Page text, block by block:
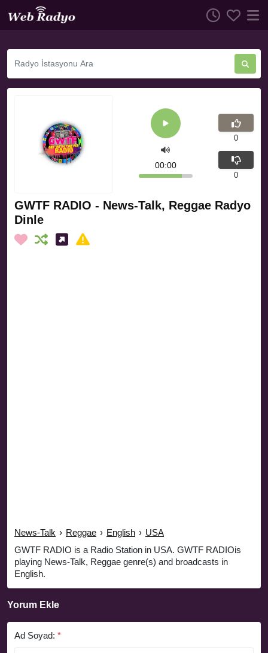
GWTF RADIO - News-Talk, Reggae Radyo
Dinle
News-Talk › Reggae › English › USA
GWTF RADIO is a Radio Station in USA. GWTF RADIOis
playing News-Talk, Reggae genre(s) and broadcasts in
English.
00:00
0
0
Yorum Ekle
Ad Soyad: *